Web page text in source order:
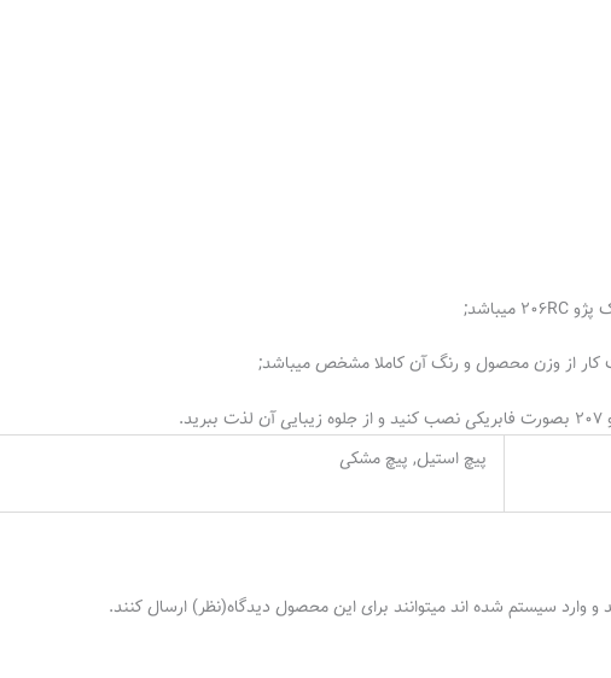
کار از وزن محصول و رنگ آن کاملا مشخص میباشد;
پیچ استیل, پیچ مشکی
وارد سیستم شده اند میتوانند برای این محصول دیدگاه(نظر) ارسال کنند.